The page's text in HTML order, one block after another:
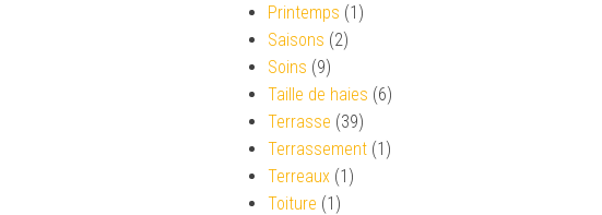
Printemps (1)
Saisons (2)
Soins (9)
Taille de haies (6)
Terrasse (39)
Terrassement (1)
Terreaux (1)
Toiture (1)